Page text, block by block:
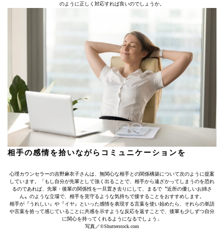
のように正しく対応すれば良いのでしょうか。
相手の感情を拾いながらコミュニケーションを
心理カウンセラーの吉野麻衣子さんは、無関心な相手との関係構築について次のように提案
しています。「もし自分が先輩として強く出ることで、相手から遠ざかってしまうのを恐れ
るのであれば、先輩・後輩の関係性を一旦置き去りにして、まるで〝近所の優しいお姉さ
ん〟のような立場で、相手を見守るような気持ちで接することをおすすめします。
相手が『うれしい』や『イヤ』といった感情を表現する言葉を使い始めたら、それらの単語
や言葉を拾って感じていることに共感を示すような反応を返すことで、後輩も少しずつ自分
に関心を持ってくれるようになるでしょう」
写真／©Shutterstock.com